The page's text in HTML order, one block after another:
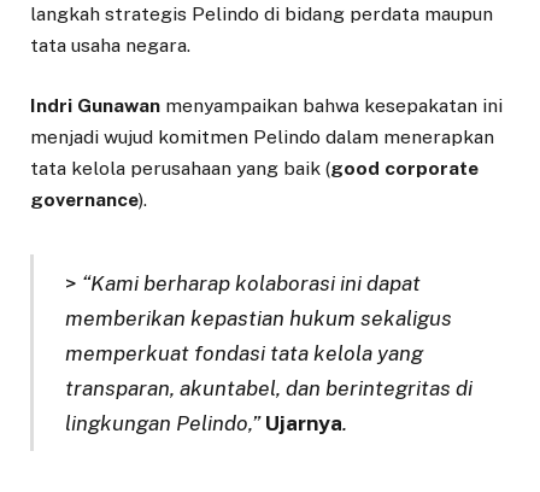
langkah strategis Pelindo di bidang perdata maupun
tata usaha negara.
Indri Gunawan menyampaikan bahwa kesepakatan ini
menjadi wujud komitmen Pelindo dalam menerapkan
tata kelola perusahaan yang baik (good corporate
governance).
> “Kami berharap kolaborasi ini dapat
memberikan kepastian hukum sekaligus
memperkuat fondasi tata kelola yang
transparan, akuntabel, dan berintegritas di
lingkungan Pelindo,”Ujarnya.